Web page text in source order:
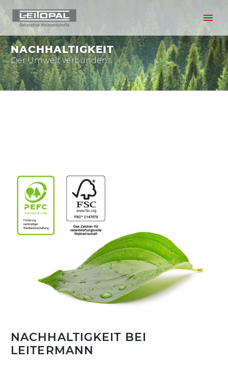
NACHHALTIGKEIT
Der Umwelt verbunden...
NACHHALTIGKEIT BEI
LEITERMANN